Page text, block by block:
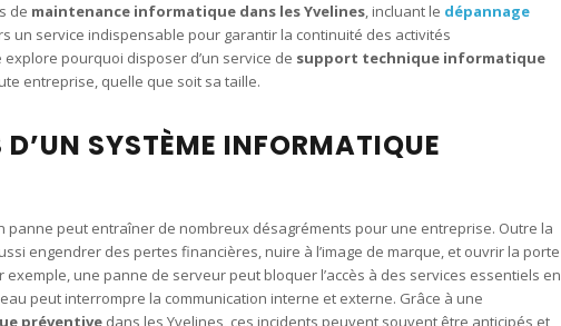
de maintenance informatique dans les Yvelines, incluant le dépannage
un service indispensable pour garantir la continuité des activités
pourquoi disposer d’un service de support technique informatique
entreprise, quelle que soit sa taille.
D’UN SYSTÈME INFORMATIQUE
panne peut entraîner de nombreux désagréments pour une entreprise. Outre la
engendrer des pertes financières, nuire à l’image de marque, et ouvrir la porte
exemple, une panne de serveur peut bloquer l’accès à des services essentiels en
peut interrompre la communication interne et externe. Grâce à une
préventive dans les Yvelines, ces incidents peuvent souvent être anticipés et